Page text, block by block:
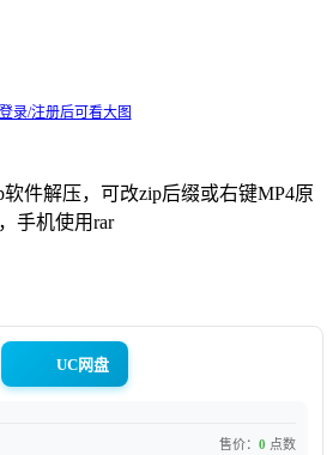
登录/注册后可看大图
件解压，可改zip后缀或右键MP4原
手机使用rar
UC网盘
售价： 0 点数